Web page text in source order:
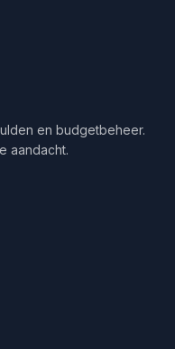
en budgetbeheer.
aandacht.